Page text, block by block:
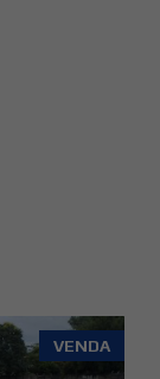
VENDA